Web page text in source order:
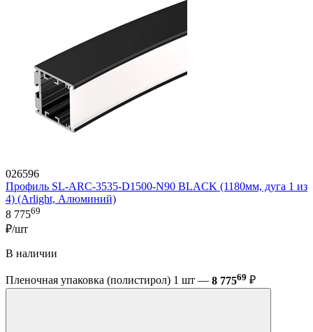
026596
Профиль SL-ARC-3535-D1500-N90 BLACK (1180мм, дуга 1 из
4) (Arlight, Алюминий)
8 77569
₽/шт
В наличии
Пленочная упаковка (полистирол) 1 шт — 8 77569 ₽